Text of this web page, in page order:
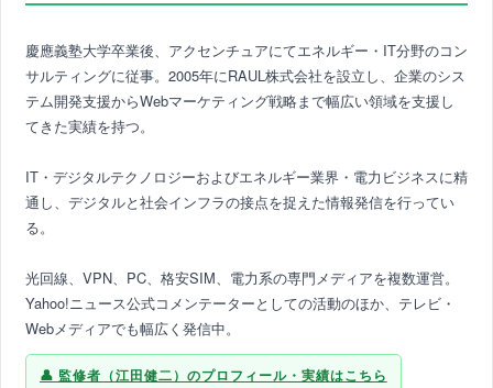
慶應義塾大学卒業後、アクセンチュアにてエネルギー・IT分野のコン
サルティングに従事。2005年にRAUL株式会社を設立し、企業のシス
テム開発支援からWebマーケティング戦略まで幅広い領域を支援し
てきた実績を持つ。
IT・デジタルテクノロジーおよびエネルギー業界・電力ビジネスに精
通し、デジタルと社会インフラの接点を捉えた情報発信を行ってい
る。
光回線、VPN、PC、格安SIM、電力系の専門メディアを複数運営。
Yahoo!ニュース公式コメンテーターとしての活動のほか、テレビ・
Webメディアでも幅広く発信中。
監修者（江田健二）のプロフィール・実績はこちら